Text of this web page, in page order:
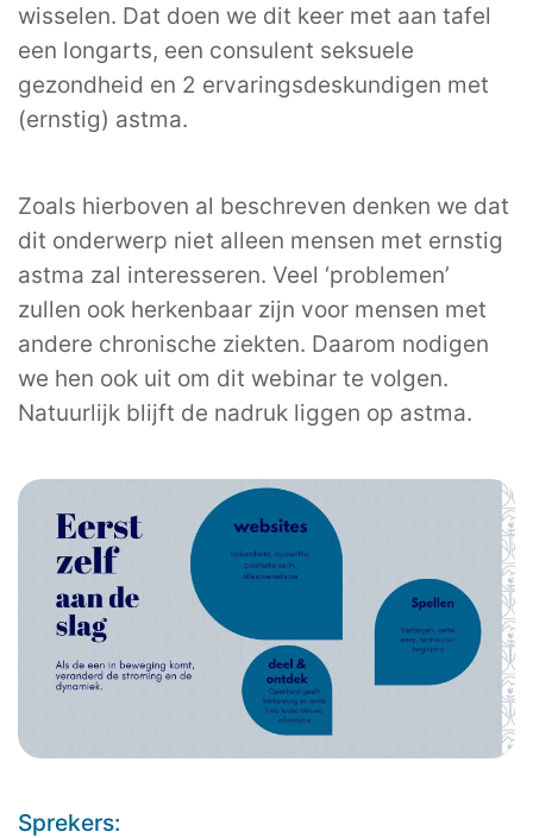
wisselen. Dat doen we dit keer met aan tafel
een longarts, een consulent seksuele
gezondheid en 2 ervaringsdeskundigen met
(ernstig) astma.
Zoals hierboven al beschreven denken we dat
dit onderwerp niet alleen mensen met ernstig
astma zal interesseren. Veel ‘problemen’
zullen ook herkenbaar zijn voor mensen met
andere chronische ziekten. Daarom nodigen
we hen ook uit om dit webinar te volgen.
Natuurlijk blijft de nadruk liggen op astma.
Sprekers: